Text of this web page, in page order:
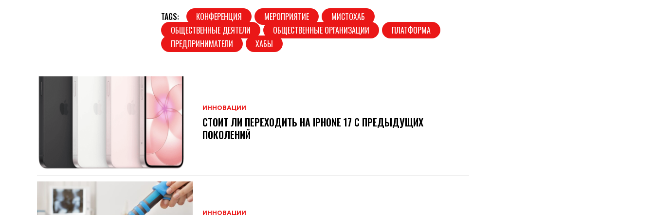
TAGS: КОНФЕРЕНЦИЯ МЕРОПРИЯТИЕ
МИСТОХАБ
ОБЩЕСТВЕННЫЕ ДЕЯТЕЛИ
ОБЩЕСТВЕННЫЕ ОРГАНИЗАЦИИ
ПЛАТФОРМА
ПРЕДПРИНИМАТЕЛИ
ХАБЫ
ИННОВАЦИИ
СТОИТ ЛИ ПЕРЕХОДИТЬ НА IPHONE 17 С ПРЕДЫДУЩИХ
ПОКОЛЕНИЙ
ИННОВАЦИИ